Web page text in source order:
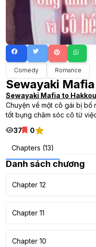
Comedy Romance
Sewayaki
Sewayaki Mafia to
Chuyện về một cô gái bị bố
tốt bụng chăm sóc cô từ
37
0
Chapters (13)
Danh sách chương
Chapter 12
Chapter 11
Chapter 10